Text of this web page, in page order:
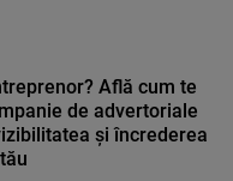
Află cum te
de advertoriale
și încrederea